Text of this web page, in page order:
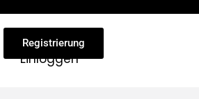
Registrierung
Einloggen